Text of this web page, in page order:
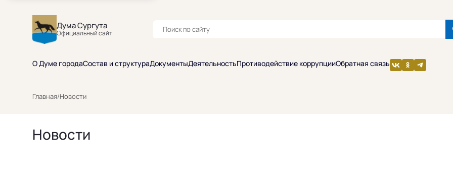
Дума Сургута
Официальный сайт
О Думе городаСостав и структураДокументыДеятельностьПротиводействие коррупцииОбратная связь
Главная/Новости
Новости